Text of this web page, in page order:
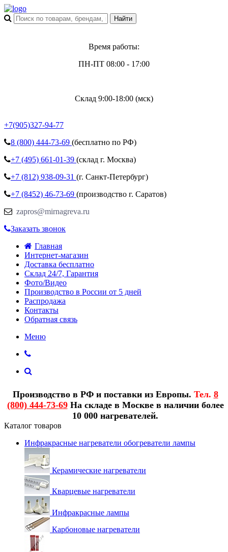
Время работы:
ПН-ПТ 08:00 - 17:00
Склад 9:00-18:00 (мск)
+7(905)327-94-77
8 (800) 444-73-69 (бесплатно по РФ)
+7 (495) 661-01-39 (склад г. Москва)
+7 (812) 938-09-31 (г. Санкт-Петербург)
+7 (8452) 46-73-69 (производство г. Саратов)
zapros@mirnagreva.ru
Заказать звонок
Главная
Интернет-магазин
Доставка бесплатно
Склад 24/7, Гарантия
Фото/Видео
Производство в России от 5 дней
Распродажа
Контакты
Обратная связь
Меню
Производство в РФ и поставки из Европы. Тел. 8
(800) 444-73-69На складе в Москве в наличии более
10 000 нагревателей.
Каталог товаров
Инфракрасные нагреватели обогреватели лампы
Керамические нагреватели
Кварцевые нагреватели
Инфракрасные лампы
Карбоновые нагреватели